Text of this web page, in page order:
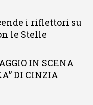
i riflettori su
le Stelle
IN SCENA
DI CINZIA